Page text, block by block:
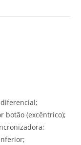
botão (excêntrico);